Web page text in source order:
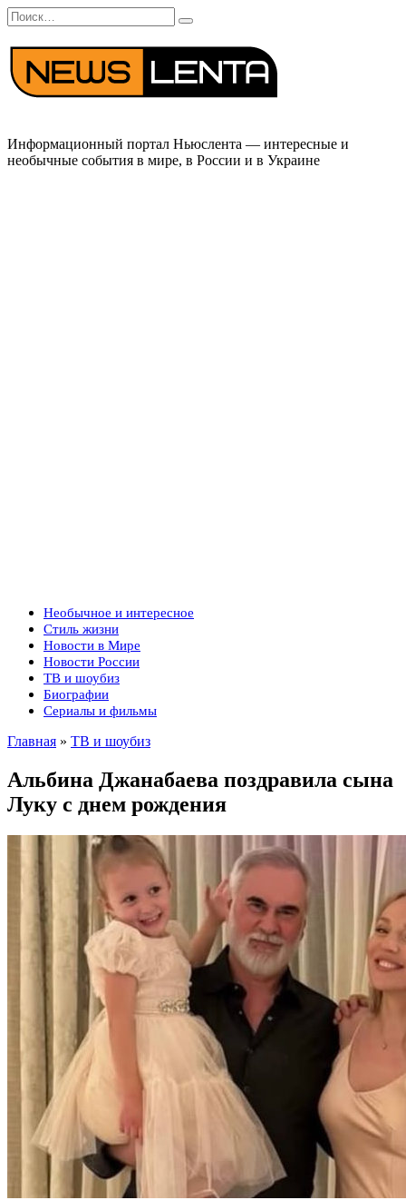
Перейти
к
содержанию
Search
for:
Информационный портал Ньюслента — интересные и
необычные события в мире, в России и в Украине
Необычное и интересное
Стиль жизни
Новости в Мире
Новости России
ТВ и шоубиз
Биографии
Сериалы и фильмы
Главная » ТВ и шоубиз
Альбина Джанабаева поздравила сына
Луку с днем рождения